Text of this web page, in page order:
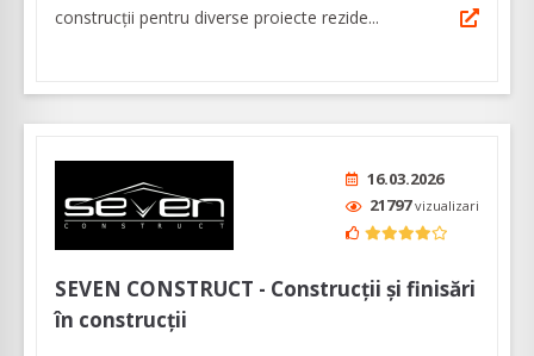
construcţii pentru diverse proiecte rezide...
16.03.2026
21797vizualizari
SEVEN CONSTRUCT - Construcții și finisări
în construcții